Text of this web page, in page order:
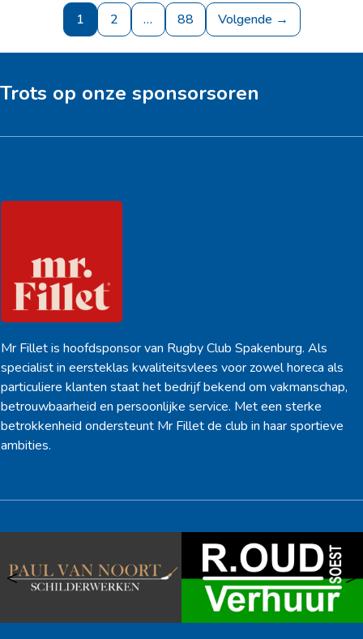
1 2 … 88 Volgende →
Trots op onze sponsorsoren
Mr Fillet is hoofdsponsor van Rugby Club Spakenburg. Als
specialist in eersteklas kwaliteitsvlees voor zowel horeca als
particuliere klanten staat het bedrijf bekend om vakmanschap,
betrouwbaarheid en persoonlijke service. Met een sterke
betrokkenheid ondersteunt Mr Fillet de club in haar sportieve
ambities.
< >